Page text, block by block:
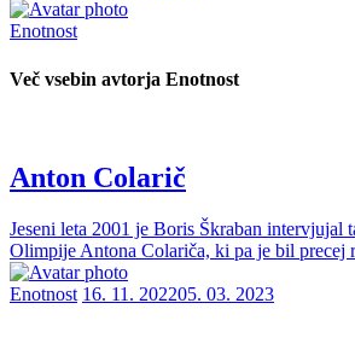
Enotnost
Več vsebin avtorja Enotnost
Anton Colarič
Jeseni leta 2001 je Boris Škraban intervjujal
Olimpije Antona Colariča, ki pa je bil precej
Enotnost 16. 11. 202205. 03. 2023